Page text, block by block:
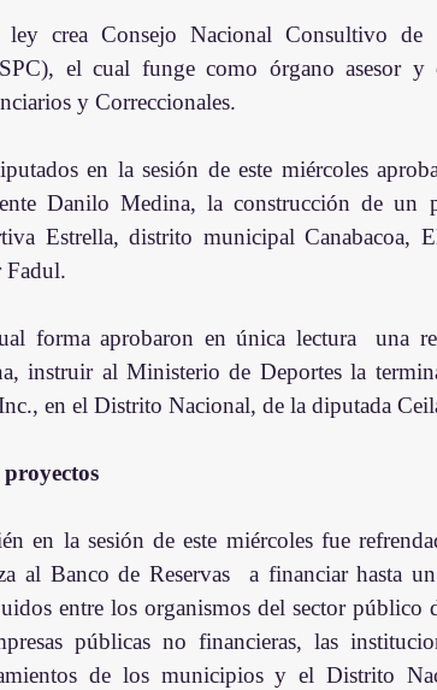
ley crea Consejo Nacional Consultivo de
el cual funge como órgano asesor
y Correccionales.
en la sesión de este miércoles
Danilo Medina, la construcción de
Estrella, distrito municipal Canabacoa,
forma aprobaron en única lectura  una
instruir al Ministerio de Deportes la
en el Distrito Nacional, de la diputada
en la sesión de este miércoles fue
al Banco de Reservas  a financiar hasta
entre los organismos del sector público
públicas no financieras, las
de los municipios y el Distrito